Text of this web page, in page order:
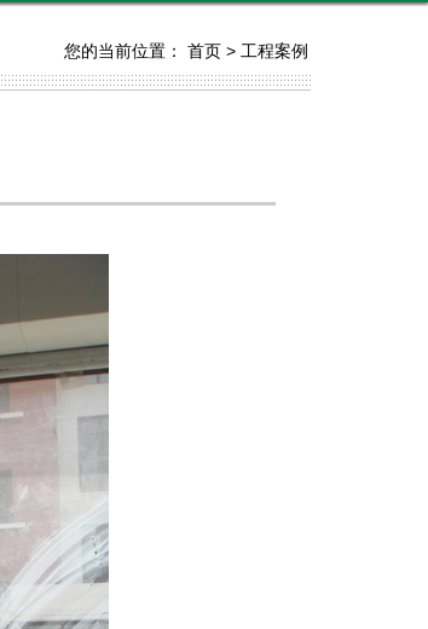
您的当前位置： 首页> 工程案例